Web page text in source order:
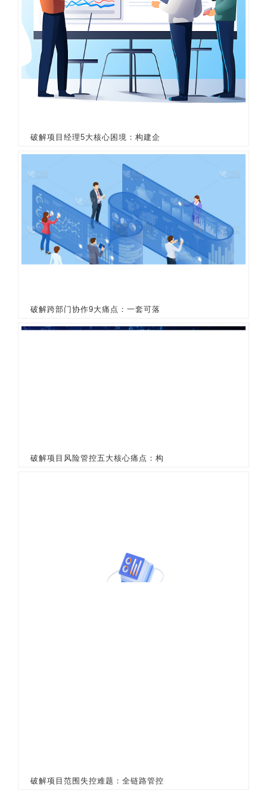
破解项目经理5大核心困境：构建企
破解跨部门协作9大痛点：一套可落
破解项目风险管控五大核心痛点：构
破解项目范围失控难题：全链路管控